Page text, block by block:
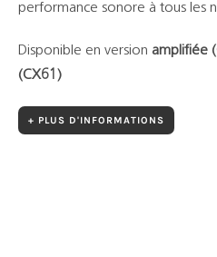
performance sonore à tous les
Disponible en version amplifiée
(CX61)
+ PLUS D'INFORMATIONS